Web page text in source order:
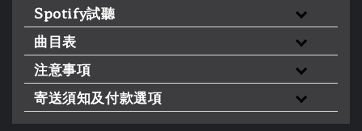
Spotify試聽
曲目表
注意事項
寄送須知及付款選項